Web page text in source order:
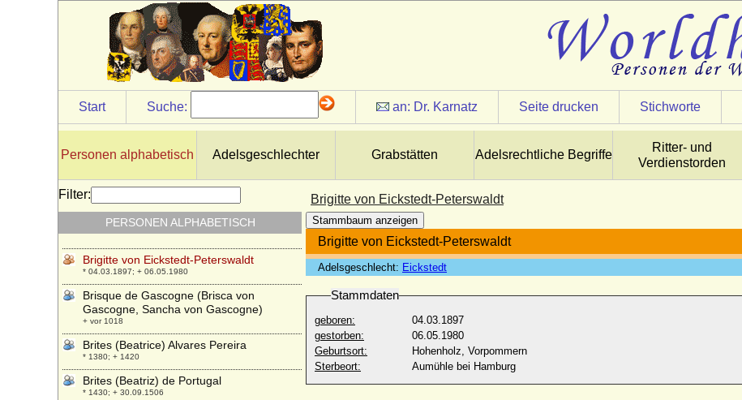
Start Suche: an: Dr. Karnatz Seite drucken Stichworte
Personen alphabetisch Adelsgeschlechter Grabstätten Adelsrechtliche Begriffe
Ritter- und
Verdienstorden
Brigitte von Eickstedt-Peterswaldt
Stammbaum anzeigen
Brigitte von Eickstedt-Peterswaldt
Adelsgeschlecht: Eickstedt
Stammdaten
geboren:
04.03.1897
gestorben:
06.05.1980
Geburtsort:
Hohenholz, Vorpommern
Sterbeort:
Aumühle bei Hamburg
Filter:
PERSONEN ALPHABETISCH
* 30.07.1920; + 08.03.1995
Brigid von Preußen
* 24.12.1983;
Brigitta Gustafsdotter Sture (Britta Sture)
* 1435; + 1472
Brigitta Tordsdotter Bonde (Birgitta
Brigitta von Preysing
* 23.04.1523; + 08.08.1602
Brigitte Dallwitz-Wegner
* 17.09.1939;
Brigitte van Tuyll van Serooskerken
* 22.03.1940;
Brigitte von Eickstedt-Peterswaldt
* 04.03.1897; + 06.05.1980
Brisque de Gascogne (Brisca von
Gascogne, Sancha von Gascogne)
+ vor 1018
Brites (Beatrice) Alvares Pereira
* 1380; + 1420
Brites (Beatriz) de Portugal
* 1430; + 30.09.1506